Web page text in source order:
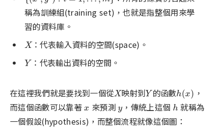
稱為訓練組(training set)，也就是指整個用來學
習的資料庫。
X
X ：代表輸入資料的空間(space)。
Y
Y ：代表輸出資料的空間。
在這裡我們就是要找到一個從X
X 映射到Y
Y 的函數h(x)
h(x)
，
而這個函數可以靠著x
x 來預測y
y ，傳統上這個 h
h 就稱為
一個假設(hypothesis)，而整個流程就像這個圖：